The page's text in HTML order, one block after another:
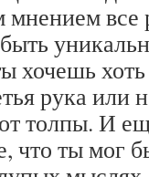
мнением все
хочешь
рука или
толпы. И
что ты мог